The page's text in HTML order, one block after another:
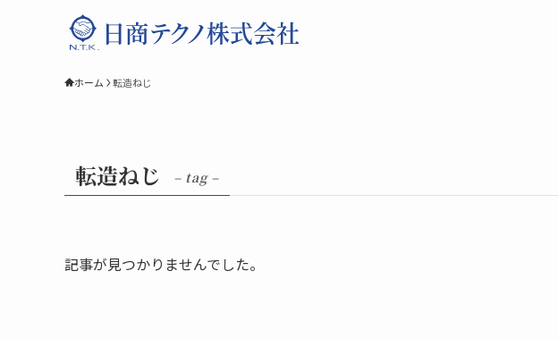
ホーム 転造ねじ
転造ねじ – tag –
記事が見つかりませんでした。